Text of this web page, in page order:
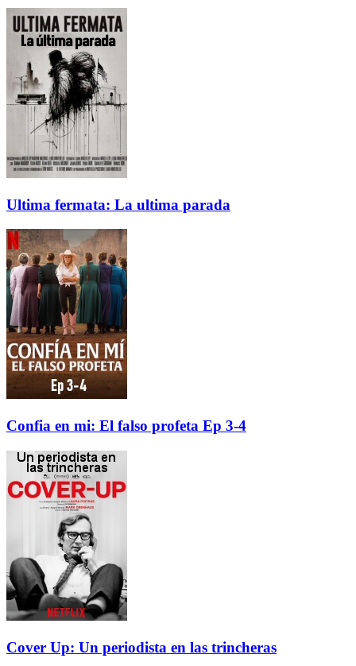
Ultima fermata: La ultima parada
Confia en mi: El falso profeta Ep 3-4
Cover Up: Un periodista en las trincheras